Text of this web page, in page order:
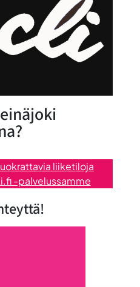
liiketiloja
-palvelussamme